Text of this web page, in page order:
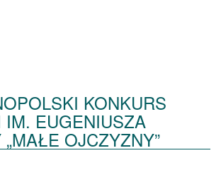
KONKURS
IM. EUGENIUSZA
„MAŁE OJCZYZNY”